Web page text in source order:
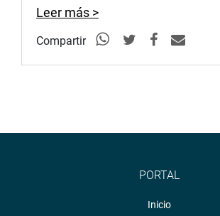
remuneración de una colaboradora.
OFICINA DE COMUNICACIONES E IMAGEN
Leer más >
Compartir
PORTAL
Inicio